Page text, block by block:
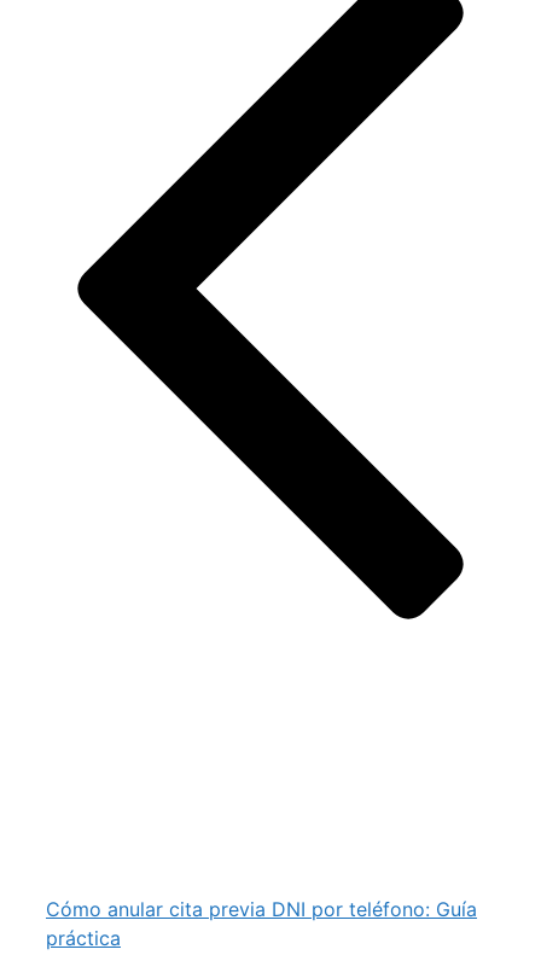
Cómo anular cita previa DNI por teléfono: Guía
práctica